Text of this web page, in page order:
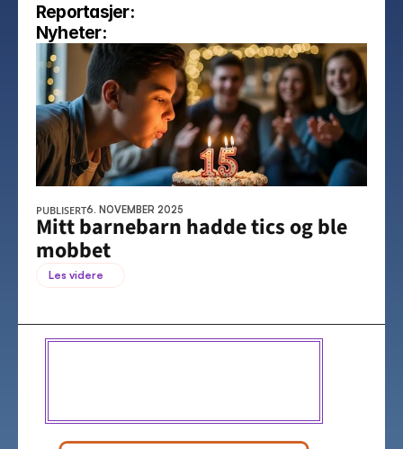
Reportasjer:
Nyheter:
PUBLISERT6. NOVEMBER 2025
Mitt barnebarn hadde tics og ble
mobbet
Les videre